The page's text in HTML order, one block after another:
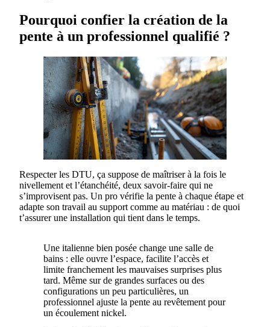
Pourquoi confier la création de la
pente à un professionnel qualifié ?
Respecter les DTU, ça suppose de maîtriser à la fois le
nivellement et l’étanchéité, deux savoir-faire qui ne
s’improvisent pas. Un pro vérifie la pente à chaque étape et
adapte son travail au support comme au matériau : de quoi
t’assurer une installation qui tient dans le temps.
Une italienne bien posée change une salle de
bains : elle ouvre l’espace, facilite l’accès et
limite franchement les mauvaises surprises plus
tard. Même sur de grandes surfaces ou des
configurations un peu particulières, un
professionnel ajuste la pente au revêtement pour
un écoulement nickel.